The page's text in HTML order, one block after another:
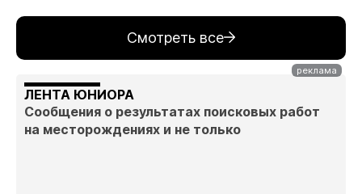
Смотреть все
ЛЕНТА ЮНИОРА
Сообщения о результатах поисковых работ
на месторождениях и не только